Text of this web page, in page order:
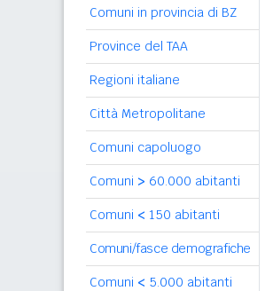
Comuni in provincia di BZ
Province del TAA
Regioni italiane
Città Metropolitane
Comuni capoluogo
Comuni > 60.000 abitanti
Comuni < 150 abitanti
Comuni/fasce demografiche
Comuni < 5.000 abitanti